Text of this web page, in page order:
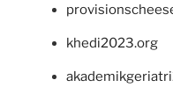
khedi2023.org